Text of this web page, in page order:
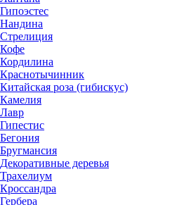
Гипоэстес
Нандина
Стрелиция
Кофе
Кордилина
Краснотычинник
Китайская роза (гибискус)
Камелия
Лавр
Гипестис
Бегония
Бругмансия
Декоративные деревья
Трахелиум
Кроссандра
Гербера